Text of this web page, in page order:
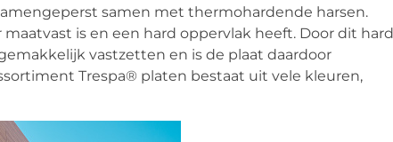
samen met thermohardende harsen.
is en een hard oppervlak heeft. Door dit
vastzetten en is de plaat daardoor
Trespa® platen bestaat uit vele kleuren,